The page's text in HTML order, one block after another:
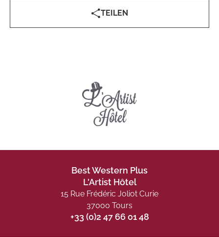
TEILEN
Best Western Plus
L'Artist Hôtel
15 Rue Frédéric Joliot Curie
37000 Tours
+33 (0)2 47 66 01 48